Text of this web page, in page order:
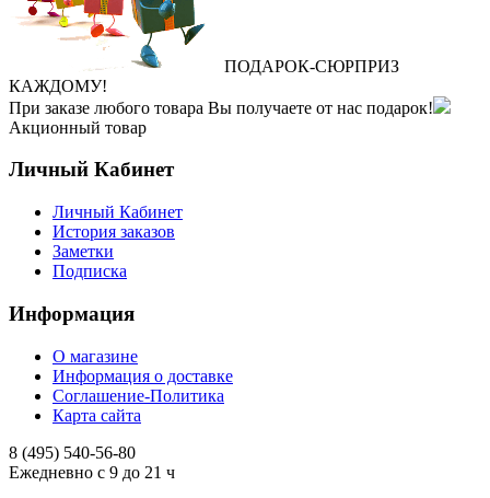
ПОДАРОК‐СЮРПРИЗ
КАЖДОМУ!
При заказе любого товара Вы получаете от нас подарок!
Акционный товар
Личный Кабинет
Личный Кабинет
История заказов
Заметки
Подписка
Информация
О магазине
Информация о доставке
Соглашение-Политика
Карта сайта
8 (495) 540-56-80
Ежедневно с 9 до 21 ч